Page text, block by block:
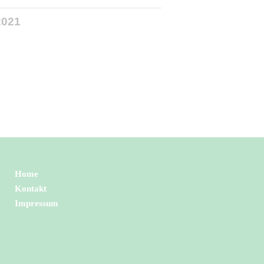
Home
Kontakt
Impressum